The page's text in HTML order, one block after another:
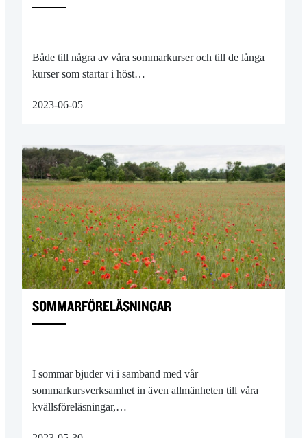
Både till några av våra sommarkurser och till de långa
kurser som startar i höst…
2023-06-05
SOMMAR­FÖRELÄSNINGAR
I sommar bjuder vi i samband med vår
sommarkursverksamhet in även allmänheten till våra
kvällsföreläsningar,…